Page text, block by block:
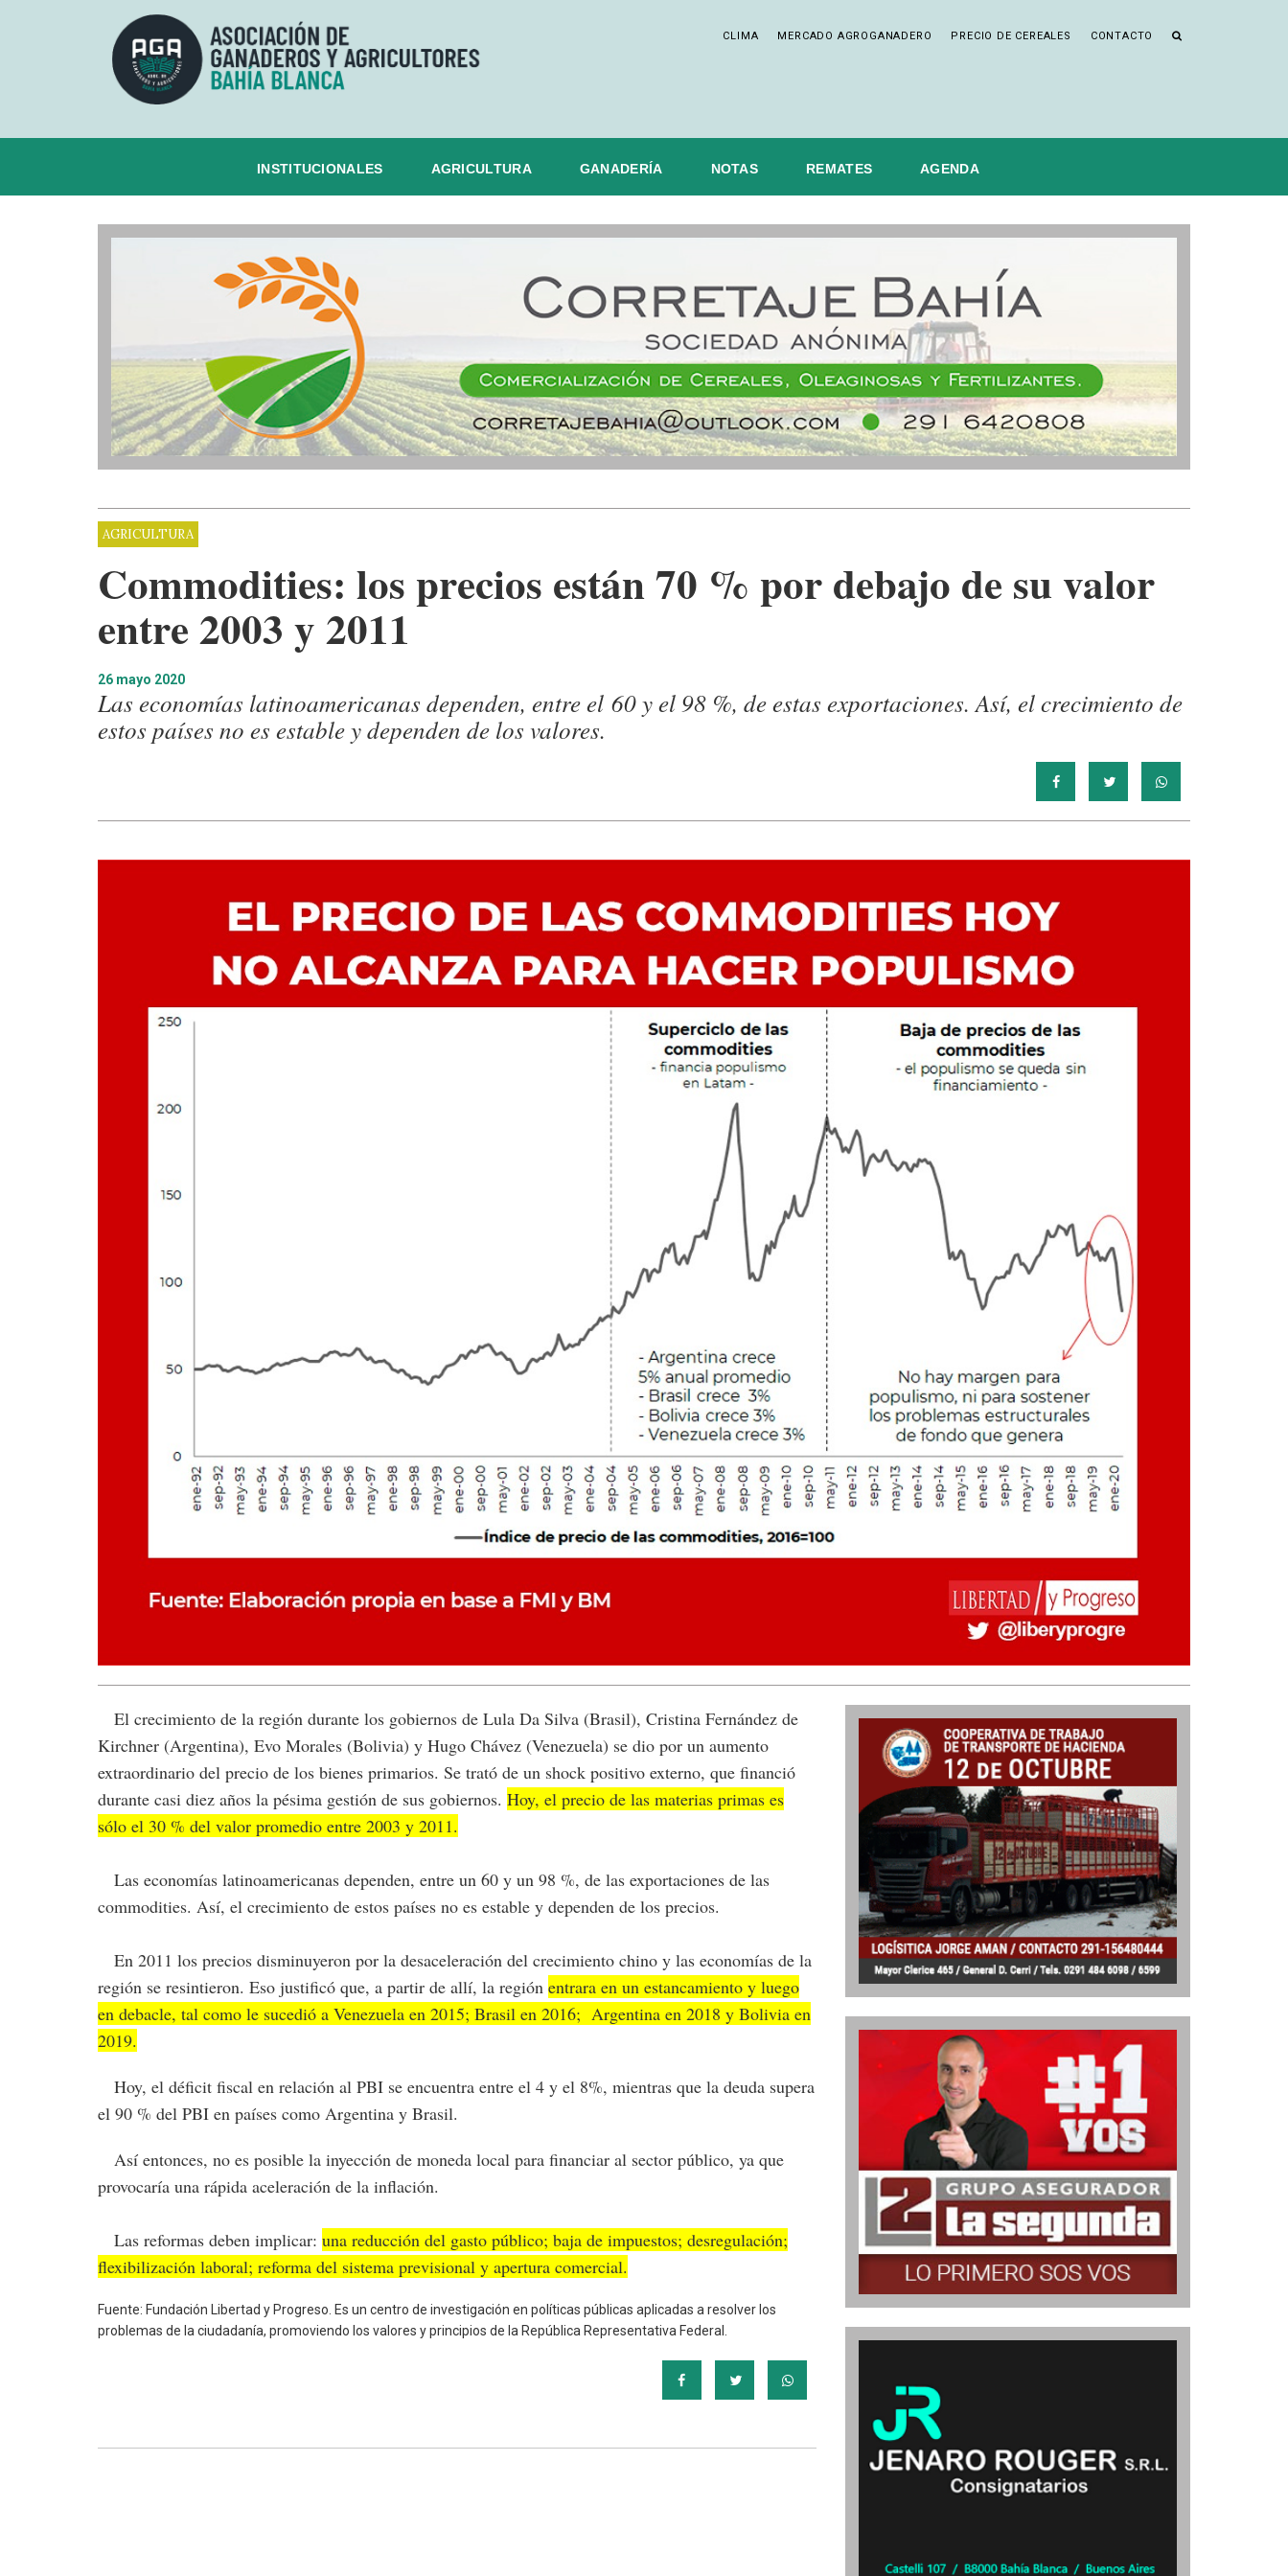
CLIMA MERCADO AGROGANADERO PRECIO DE CEREALES CONTACTO
INSTITUCIONALES AGRICULTURA GANADERÍA NOTAS REMATES AGENDA
AGRICULTURA
Commodities: los precios están 70 % por debajo de su valor
entre 2003 y 2011
26 mayo 2020
Las economías latinoamericanas dependen, entre el 60 y el 98 %, de estas exportaciones. Así, el crecimiento de
estos países no es estable y dependen de los valores.
El crecimiento de la región durante los gobiernos de Lula Da Silva (Brasil), Cristina Fernández de
Kirchner (Argentina), Evo Morales (Bolivia) y Hugo Chávez (Venezuela) se dio por un aumento
extraordinario del precio de los bienes primarios. Se trató de un shock positivo externo, que financió
durante casi diez años la pésima gestión de sus gobiernos. Hoy, el precio de las materias primas es
sólo el 30 % del valor promedio entre 2003 y 2011.
Las economías latinoamericanas dependen, entre un 60 y un 98 %, de las exportaciones de las
commodities. Así, el crecimiento de estos países no es estable y dependen de los precios.
En 2011 los precios disminuyeron por la desaceleración del crecimiento chino y las economías de la
región se resintieron. Eso justificó que, a partir de allí, la región entrara en un estancamiento y luego
en debacle, tal como le sucedió a Venezuela en 2015; Brasil en 2016; Argentina en 2018 y Bolivia en
2019.
Hoy, el déficit fiscal en relación al PBI se encuentra entre el 4 y el 8%, mientras que la deuda supera
el 90 % del PBI en países como Argentina y Brasil.
Así entonces, no es posible la inyección de moneda local para financiar al sector público, ya que
provocaría una rápida aceleración de la inflación.
Las reformas deben implicar: una reducción del gasto público; baja de impuestos; desregulación;
flexibilización laboral; reforma del sistema previsional y apertura comercial.
Fuente: Fundación Libertad y Progreso. Es un centro de investigación en políticas públicas aplicadas a resolver los
problemas de la ciudadanía, promoviendo los valores y principios de la República Representativa Federal.